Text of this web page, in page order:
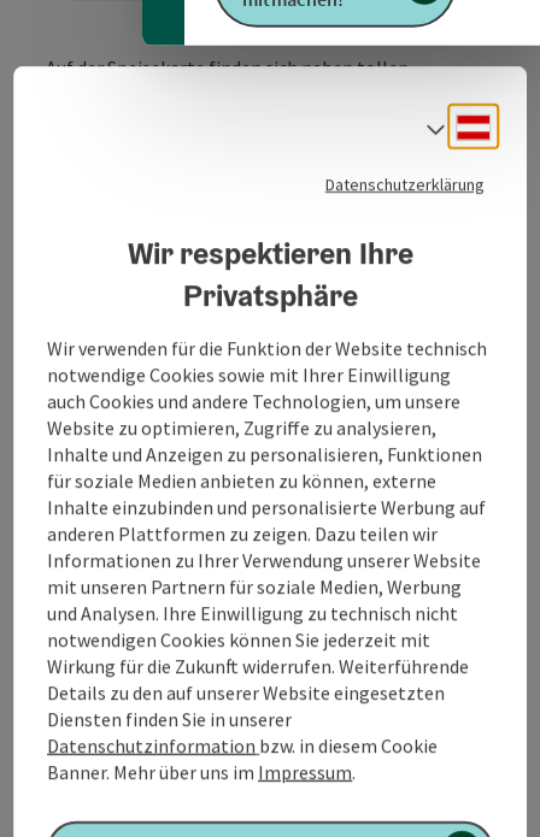
Auf der Speisekarte finden sich neben tollen
Kontakt
Öffnungszeiten
Küche
Ausstattung
Preise
Anreise/Lage
Datenschutzerklärung
Wir respektieren Ihre
Privatsphäre
Wir verwenden für die Funktion der Website technisch
notwendige Cookies sowie mit Ihrer Einwilligung
auch Cookies und andere Technologien, um unsere
Website zu optimieren, Zugriffe zu analysieren,
Inhalte und Anzeigen zu personalisieren, Funktionen
für soziale Medien anbieten zu können, externe
Inhalte einzubinden und personalisierte Werbung auf
anderen Plattformen zu zeigen. Dazu teilen wir
Informationen zu Ihrer Verwendung unserer Website
mit unseren Partnern für soziale Medien, Werbung
und Analysen. Ihre Einwilligung zu technisch nicht
notwendigen Cookies können Sie jederzeit mit
Wirkung für die Zukunft widerrufen. Weiterführende
Details zu den auf unserer Website eingesetzten
Diensten finden Sie in unserer
Datenschutzinformation bzw. in diesem Cookie
Banner. Mehr über uns im Impressum.